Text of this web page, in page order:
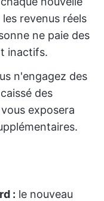
revenus réels
ne paie des
inactifs.
n'engagez des
des
exposera
: le nouveau